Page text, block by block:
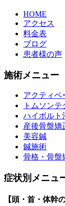
HOME
アクセス
料金表
ブログ
患者様の声
施術メニュー
アクティベ
トムソンテ
ハイボルト
産後骨盤矯
美容鍼
鍼施術
骨格・骨盤
症状別メニュ
【頭・首・体幹